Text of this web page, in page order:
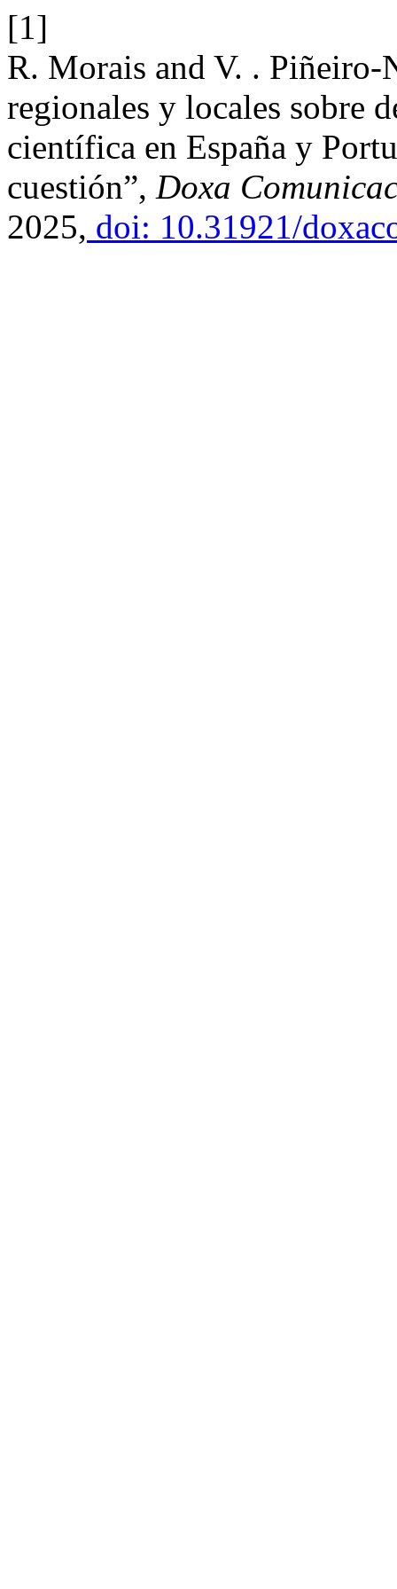
[1]
R. Morais and V. . Piñeiro-
regionales y locales sobre
científica en España y
cuestión”, Doxa
2025, doi: 10.31921/